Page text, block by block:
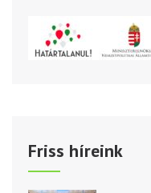
Friss híreink